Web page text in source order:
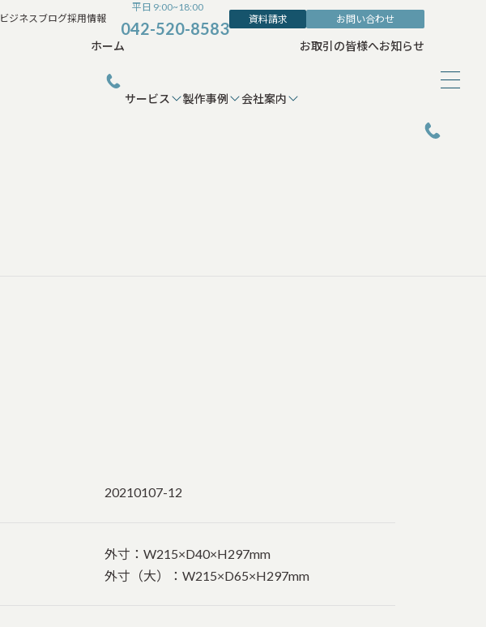
ビジネスブログ採用情報
平日 9:00~18:00
042-520-8583 資料請求 お問い合わせ
ホーム
サービス 製作事例 会社案内
お取引の皆様へお知らせ
20210107-12
外寸：W215×D40×H297mm
外寸（大）：W215×D65×H297mm